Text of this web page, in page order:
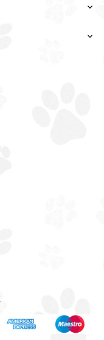

